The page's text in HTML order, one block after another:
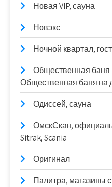
Новая VIP, сауна
Новэкс
Ночной квартал,
Общественная баня
Общественная баня на
Одиссей, сауна
ОмскСкан,
Sitrak, Scania
Оригинал
Палитра, магазины